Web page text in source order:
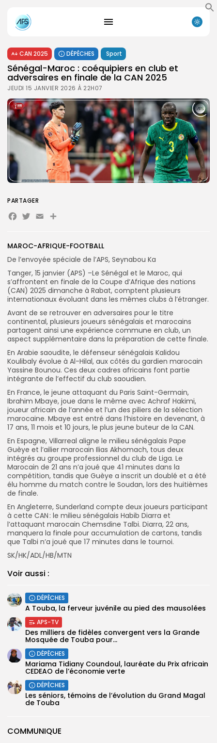
for:
FR
CAN 2025 DÉPÊCHES Sport
Sénégal-Maroc : coéquipiers en club et
adversaires en finale de la CAN 2025
JEUDI 15 JANVIER 2026 À 22H07
COMMUNIQUE
MAROC-AFRIQUE-FOOTBALL
De l’envoyée spéciale de l’APS, Seynabou Ka
Tanger, 15 janvier (APS) –Le Sénégal et le Maroc, qui
s’affrontent en finale de la Coupe d’Afrique des nations
(CAN) 2025 dimanche à Rabat, comptent plusieurs
internationaux évoluant dans les mêmes clubs à l’étranger.
Avant de se retrouver en adversaires pour le titre
continental, plusieurs joueurs sénégalais et marocains
partagent ainsi une expérience commune en club, un
aspect supplémentaire dans la préparation de cette finale.
En Arabie saoudite, le défenseur sénégalais Kalidou
Koulibaly évolue à Al-Hilal, aux côtés du gardien marocain
Yassine Bounou. Ces deux cadres africains font partie
intégrante de l’effectif du club saoudien.
En France, le jeune attaquant du Paris Saint-Germain,
Ibrahim Mbaye, joue dans le même avec Achraf Hakimi,
joueur africain de l’année et l’un des piliers de la sélection
marocaine. Mbaye est entré dans l’histoire en devenant, à
17 ans, 11 mois et 10 jours, le plus jeune buteur de la CAN.
En Espagne, Villarreal aligne le milieu sénégalais Pape
Guèye et l’ailier marocain Ilias Akhomach, tous deux
intégrés au groupe professionnel du club de Liga. Le
Marocain de 21 ans n’a joué que 41 minutes dans la
compétition, tandis que Guèye a inscrit un doublé et a été
élu homme du match contre le Soudan, lors des huitièmes
de finale.
En Angleterre, Sunderland compte deux joueurs participant
à cette CAN : le milieu sénégalais Habib Diarra et
l’attaquant marocain Chemsdine Talbi. Diarra, 22 ans,
manquera la finale pour accumulation de cartons, tandis
que Talbi n’a joué que 17 minutes dans le tournoi.
SK/HK/ADL/HB/MTN
Voir aussi :
DÉPÊCHES
A Touba, la ferveur juvénile au pied des mausolées
APS-TV
Des milliers de fidèles convergent vers la Grande
Mosquée de Touba pour...
DÉPÊCHES
Mariama Tidiany Coundoul, lauréate du Prix africain
CEDEAO de l’économie verte
DÉPÊCHES
Les séniors, témoins de l’évolution du Grand Magal
de Touba
PARTAGER
Facebook
Twitter
EmailPartager